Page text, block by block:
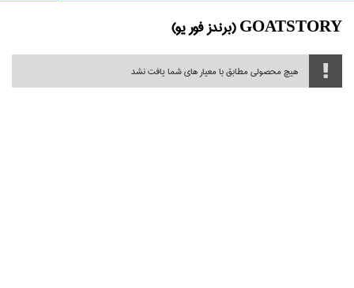
GOATSTORY (برندز فور يو)
هیچ محصولی مطابق با معیار های شما یافت نشد